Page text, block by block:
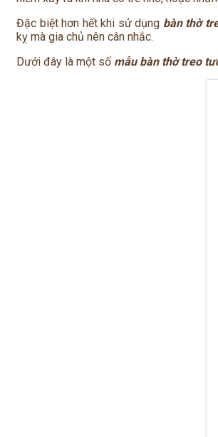
Đặc biệt hơn hết khi sử dụng bàn thờ
kỵ mà gia chủ nên cân nhắc.
Dưới đây là một số mẫu bàn thờ treo